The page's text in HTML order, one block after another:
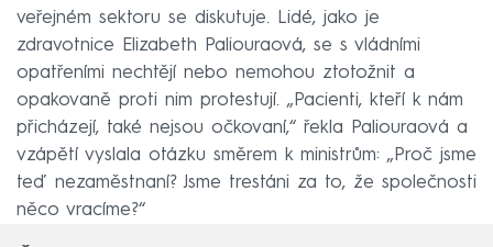
veřejném sektoru se diskutuje. Lidé, jako je
zdravotnice Elizabeth Paliouraová, se s vládními
opatřeními nechtějí nebo nemohou ztotožnit a
opakovaně proti nim protestují. „Pacienti, kteří k nám
přicházejí, také nejsou očkovaní,“ řekla Paliouraová a
vzápětí vyslala otázku směrem k ministrům: „Proč jsme
teď nezaměstnaní? Jsme trestáni za to, že společnosti
něco vracíme?“